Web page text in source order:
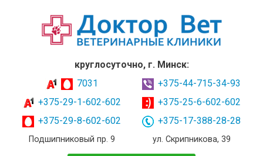
круглосуточно, г. Минск:
7031
+375-29-1-602-602
+375-29-8-602-602
Подшипниковый пр. 9
+375-44-715-34-93
+375-25-6-602-602
+375-17-388-28-28
ул. Скрипникова, 39